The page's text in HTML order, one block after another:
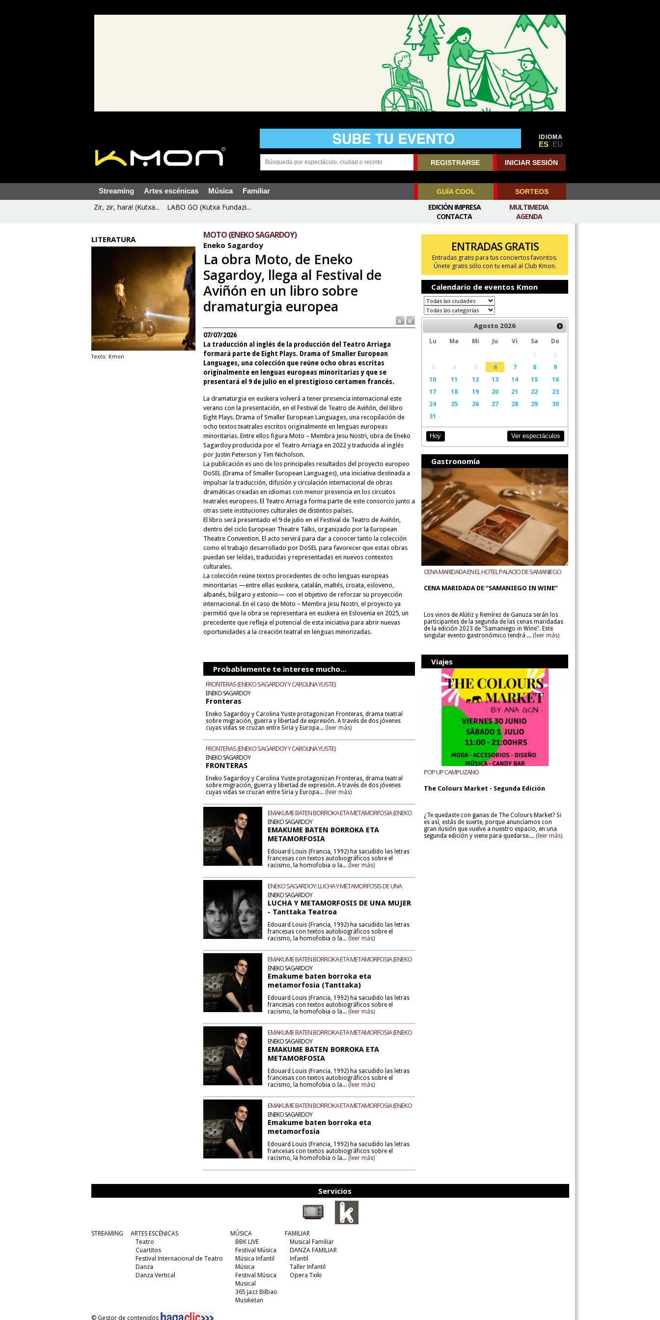
IDIOMA
ES EU
REGISTRARSE INICIAR SESIÓN
Streaming Artes escénicas Música Familiar GUÍA COOL SORTEOS
Zir, zir, hara! (Kutxa... LABO GO (Kutxa Fundazi...
MULTIMEDIA
AGENDA
EDICIÓN IMPRESA
CONTACTA
LITERATURA
Texto: Kmon
MOTO (ENEKO SAGARDOY)
Eneko Sagardoy
La obra Moto, de Eneko
Sagardoy, llega al Festival de
Aviñón en un libro sobre
dramaturgia europea
07/07/2026
La traducción al inglés de la producción del Teatro Arriaga
formará parte de Eight Plays. Drama of Smaller European
Languages, una colección que reúne ocho obras escritas
originalmente en lenguas europeas minoritarias y que se
presentará el 9 de julio en el prestigioso certamen francés.
La dramaturgia en euskera volverá a tener presencia internacional este
verano con la presentación, en el Festival de Teatro de Aviñón, del libro
Eight Plays. Drama of Smaller European Languages, una recopilación de
ocho textos teatrales escritos originalmente en lenguas europeas
minoritarias. Entre ellos figura Moto – Membra Jesu Nostri, obra de Eneko
Sagardoy producida por el Teatro Arriaga en 2022 y traducida al inglés
por Justin Peterson y Tim Nicholson.
La publicación es uno de los principales resultados del proyecto europeo
DoSEL (Drama of Smaller European Languages), una iniciativa destinada a
impulsar la traducción, difusión y circulación internacional de obras
dramáticas creadas en idiomas con menor presencia en los circuitos
teatrales europeos. El Teatro Arriaga forma parte de este consorcio junto a
otras siete instituciones culturales de distintos países.
El libro será presentado el 9 de julio en el Festival de Teatro de Aviñón,
dentro del ciclo European Theatre Talks, organizado por la European
Theatre Convention. El acto servirá para dar a conocer tanto la colección
como el trabajo desarrollado por DoSEL para favorecer que estas obras
puedan ser leídas, traducidas y representadas en nuevos contextos
culturales.
La colección reúne textos procedentes de ocho lenguas europeas
minoritarias —entre ellas euskera, catalán, maltés, croata, esloveno,
albanés, búlgaro y estonio— con el objetivo de reforzar su proyección
internacional. En el caso de Moto – Membra Jesu Nostri, el proyecto ya
permitió que la obra se representara en euskera en Eslovenia en 2025, un
precedente que refleja el potencial de esta iniciativa para abrir nuevas
oportunidades a la creación teatral en lenguas minorizadas.
Probablemente te interese mucho...
FRONTERAS (ENEKO SAGARDOY Y CAROLINA YUSTE)
ENEKO SAGARDOY
Fronteras
Eneko Sagardoy y Carolina Yuste protagonizan Fronteras, drama teatral
sobre migración, guerra y libertad de expresión. A través de dos jóvenes
cuyas vidas se cruzan entre Siria y Europa...(leer más)
FRONTERAS (ENEKO SAGARDOY Y CAROLINA YUSTE)
ENEKO SAGARDOY
FRONTERAS
Eneko Sagardoy y Carolina Yuste protagonizan Fronteras, drama teatral
sobre migración, guerra y libertad de expresión. A través de dos jóvenes
cuyas vidas se cruzan entre Siria y Europa...(leer más)
EMAKUME BATEN BORROKA ETA METAMORFOSIA (ENEKO
SAGARDOY)
ENEKO SAGARDOY
EMAKUME BATEN BORROKA ETA
METAMORFOSIA
Edouard Louis (Francia, 1992) ha sacudido las letras
francesas con textos autobiográficos sobre el
racismo, la homofobia o la...(leer más)
ENEKO SAGARDOY: LUCHA Y METAMORFOSIS DE UNA
MUJER
ENEKO SAGARDOY
LUCHA Y METAMORFOSIS DE UNA MUJER
- Tanttaka Teatroa
Edouard Louis (Francia, 1992) ha sacudido las letras
francesas con textos autobiográficos sobre el
racismo, la homofobia o la...(leer más)
EMAKUME BATEN BORROKA ETA METAMORFOSIA (ENEKO
SAGARDOY)
ENEKO SAGARDOY
Emakume baten borroka eta
metamorfosia (Tanttaka)
Edouard Louis (Francia, 1992) ha sacudido las letras
francesas con textos autobiográficos sobre el
racismo, la homofobia o la...(leer más)
EMAKUME BATEN BORROKA ETA METAMORFOSIA (ENEKO
SAGARDOY)
ENEKO SAGARDOY
EMAKUME BATEN BORROKA ETA
METAMORFOSIA
Edouard Louis (Francia, 1992) ha sacudido las letras
francesas con textos autobiográficos sobre el
racismo, la homofobia o la...(leer más)
EMAKUME BATEN BORROKA ETA METAMORFOSIA (ENEKO
SAGARDOY)
ENEKO SAGARDOY
Emakume baten borroka eta
metamorfosia
Edouard Louis (Francia, 1992) ha sacudido las letras
francesas con textos autobiográficos sobre el
racismo, la homofobia o la...(leer más)
ENTRADAS GRATIS
Entradas gratis para tus conciertos favoritos.
Únete gratis sólo con tu email al Club Kmon.
Calendario de eventos Kmon
Agosto 2026
Lu Ma Mi Ju Vi Sa
Do
1
2
3
4 5 6 7 8
9
10
11 12 13 14 15
16
17
18 19 20 21 22
23
24
25 26 27 28 29
30
31
Hoy Ver espectáculos
Gastronomía
CENA MARIDADA EN EL HOTEL PALACIO DE SAMANIEGO
CENA MARIDADA DE “SAMANIEGO IN WINE”
Los vinos de Alútiz y Remírez de Ganuza serán los
participantes de la segunda de las cenas maridadas
de la edición 2023 de "Samaniego in Wine". Este
singular evento gastronómico tendrá ... (leer más)
Viajes
POP UP CAMPUZANO
The Colours Market - Segunda Edición
¿Te quedaste con ganas de The Colours Market? Si
es así, estás de suerte, porque anunciamos con
gran ilusión que vuelve a nuestro espacio, en una
segunda edición y viene para quedarse.... (leer más)
Servicios
STREAMING
ARTES ESCÉNICAS
Teatro
Cuartitos
Festival Internacional de Teatro
Danza
Danza Vertical
MÚSICA
BBK LIVE
Festival Música
Música Infantil
Música
Festival Música
Musical
365 Jazz Bilbao
Musiketan
FAMILIAR
Musical Familiar
DANZA FAMILIAR
Infantil
Taller Infantil
Opera Txiki
© Gestor de contenidos